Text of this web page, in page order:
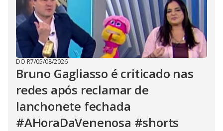
DO R7/05/08/2026
Bruno Gagliasso é criticado nas
redes após reclamar de
lanchonete fechada
#AHoraDaVenenosa #shorts